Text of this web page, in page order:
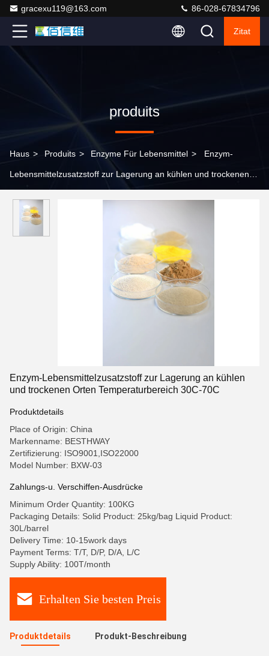
gracexu119@163.com 86-028-67834796
Zitat
produits
Haus > Produits > Enzyme Für Lebensmittel > Enzym-
Lebensmittelzusatzstoff zur Lagerung an kühlen und trockenen
Enzym-Lebensmittelzusatzstoff zur Lagerung an kühlen
und trockenen Orten Temperaturbereich 30C-70C
Produktdetails
Place of Origin: China
Markenname: BESTHWAY
Zertifizierung: ISO9001,ISO22000
Model Number: BXW-03
Zahlungs-u. Verschiffen-Ausdrücke
Minimum Order Quantity: 100KG
Packaging Details: Solid Product: 25kg/bag Liquid Product:
30L/barrel
Delivery Time: 10-15work days
Payment Terms: T/T, D/P, D/A, L/C
Supply Ability: 100T/month
Erhalten Sie besten Preis
Produktdetails Produkt-Beschreibung